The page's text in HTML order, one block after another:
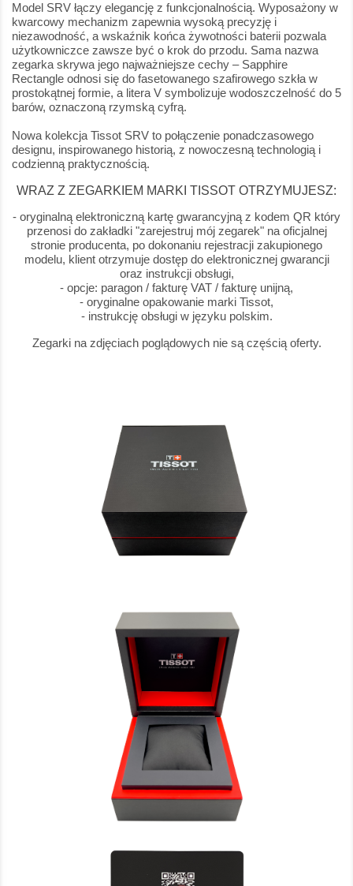
Model SRV łączy elegancję z funkcjonalnością. Wyposażony w
kwarcowy mechanizm zapewnia wysoką precyzję i
niezawodność, a wskaźnik końca żywotności baterii pozwala
użytkowniczce zawsze być o krok do przodu. Sama nazwa
zegarka skrywa jego najważniejsze cechy – Sapphire
Rectangle odnosi się do fasetowanego szafirowego szkła w
prostokątnej formie, a litera V symbolizuje wodoszczelność do 5
barów, oznaczoną rzymską cyfrą.
Nowa kolekcja Tissot SRV to połączenie ponadczasowego
designu, inspirowanego historią, z nowoczesną technologią i
codzienną praktycznością.
WRAZ Z ZEGARKIEM MARKI TISSOT OTRZYMUJESZ:
- oryginalną elektroniczną kartę gwarancyjną z kodem QR który
przenosi do zakładki "zarejestruj mój zegarek" na oficjalnej
stronie producenta, po dokonaniu rejestracji zakupionego
modelu, klient otrzymuje dostęp do elektronicznej gwarancji
oraz instrukcji obsługi,
- opcje: paragon / fakturę VAT / fakturę unijną,
- oryginalne opakowanie marki Tissot,
- instrukcję obsługi w języku polskim.
Zegarki na zdjęciach poglądowych nie są częścią oferty.